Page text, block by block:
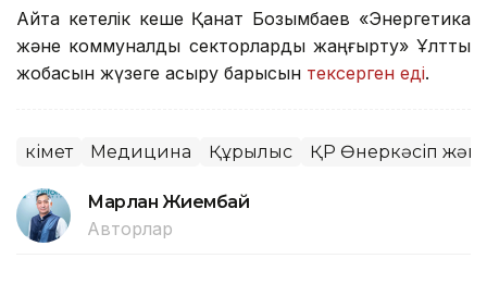
Айта кетелік кеше Қанат Бозымбаев «Энергетика
және коммуналдық секторларды жаңғырту» Ұлттық
жобасын жүзеге асыру барысын тексерген еді.
Үкімет Медицина Құрылыс ҚР Өнеркәсіп
Марлан Жиембай
Авторлар